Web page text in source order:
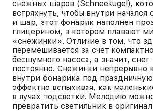
снежных шаров (Schneekugel),
встряхнуть, чтобы внутри начался
и шар, этот фонарик наполнен
глицерином, в котором плавают
«снежинки». Отличие в том, что
перемешивается за счет
бесшумного насоса, а значит, снег
постоянно. Снежинки непрерывно
внутри фонарика под
эффектно вспыхивая, как
в лучах подсветки. Мелодию
превратить светильник в